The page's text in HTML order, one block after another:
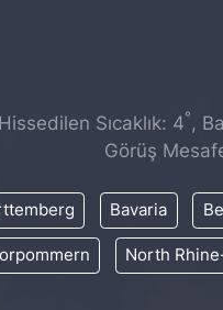
Sıcaklık: 4° ,
Görüş
Bavaria
North